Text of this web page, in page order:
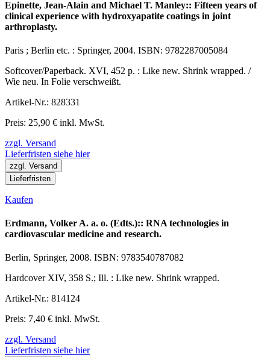
Epinette, Jean-Alain and Michael T. Manley:: Fifteen years of
clinical experience with hydroxyapatite coatings in joint
arthroplasty.
Paris ; Berlin etc. : Springer, 2004. ISBN: 9782287005084
Softcover/Paperback. XVI, 452 p. : Like new. Shrink wrapped. /
Wie neu. In Folie verschweißt.
Artikel-Nr.: 828331
Preis: 25,90 € inkl. MwSt.
zzgl. Versand
Lieferfristen siehe hier
zzgl. Versand
Lieferfristen
Kaufen
Erdmann, Volker A. a. o. (Edts.):: RNA technologies in
cardiovascular medicine and research.
Berlin, Springer, 2008. ISBN: 9783540787082
Hardcover XIV, 358 S.; Ill. : Like new. Shrink wrapped.
Artikel-Nr.: 814124
Preis: 7,40 € inkl. MwSt.
zzgl. Versand
Lieferfristen siehe hier